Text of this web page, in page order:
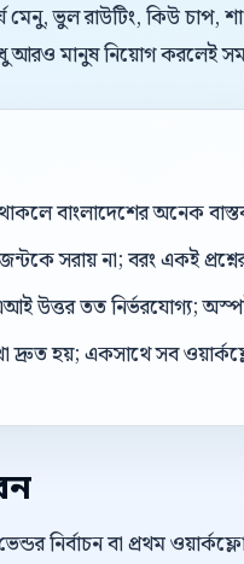
মেনু, ভুল রাউটিং, কিউ চাপ,
মানুষ নিয়োগ করলেই
থাকলে বাংলাদেশের অনেক
সরায় না; বরং একই
উত্তর তত নির্ভরযোগ্য;
দ্রুত হয়; একসাথে সব
নির্বাচন বা প্রথম